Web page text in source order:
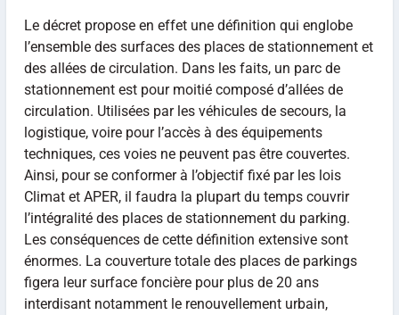
Le décret propose en effet une définition qui englobe
l’ensemble des surfaces des places de stationnement et
des allées de circulation. Dans les faits, un parc de
stationnement est pour moitié composé d’allées de
circulation. Utilisées par les véhicules de secours, la
logistique, voire pour l’accès à des équipements
techniques, ces voies ne peuvent pas être couvertes.
Ainsi, pour se conformer à l’objectif fixé par les lois
Climat et APER, il faudra la plupart du temps couvrir
l’intégralité des places de stationnement du parking.
Les conséquences de cette définition extensive sont
énormes. La couverture totale des places de parkings
figera leur surface foncière pour plus de 20 ans
interdisant notamment le renouvellement urbain,